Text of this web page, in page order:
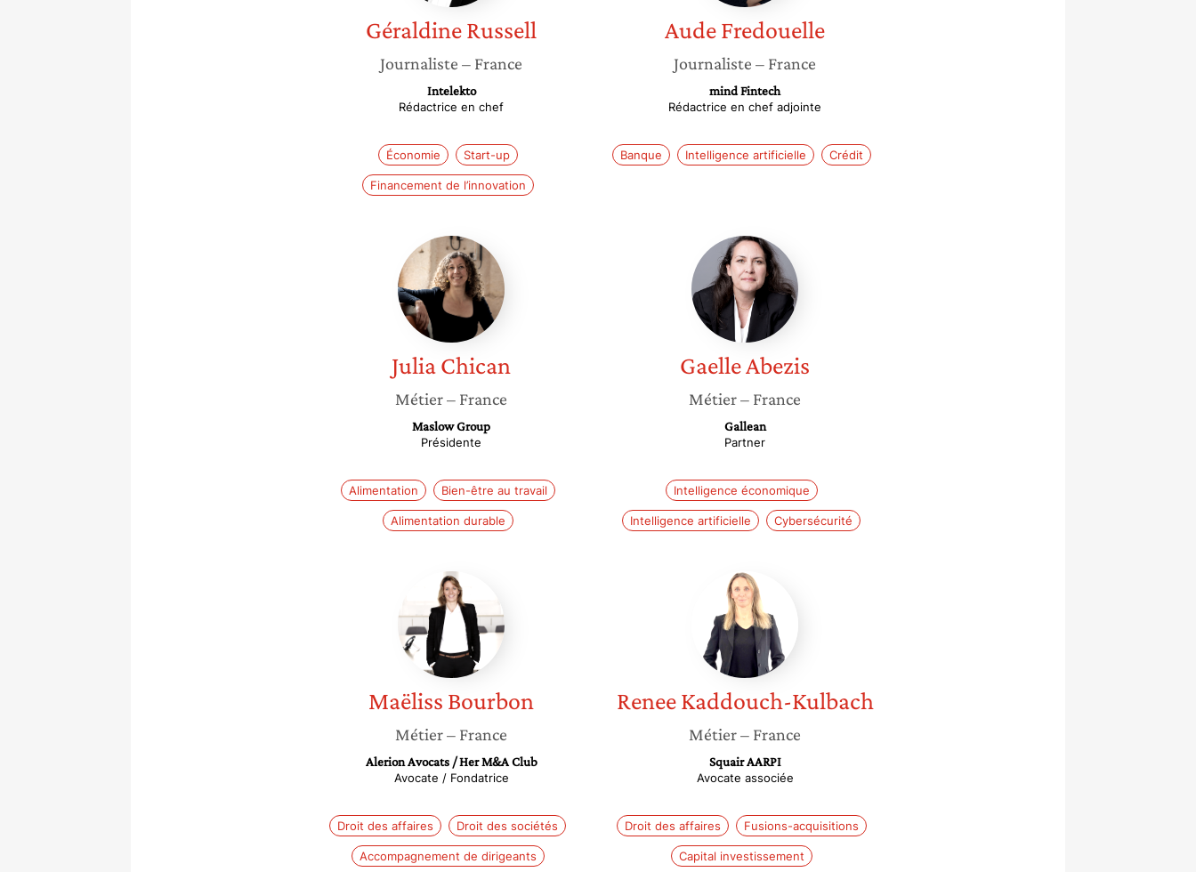
GéraldineRussell
Journaliste – France
Intelekto
Rédactrice en chef
Économie Start-up
Financement de l’innovation
AudeFredouelle
Journaliste – France
mind Fintech
Rédactrice en chef adjointe
Banque Intelligence artificielle Crédit
Julia
Chican
JuliaChican
Métier– France
Maslow Group
Présidente
Alimentation Bien-être au travail
Alimentation durable
Gaelle
Abezis
GaelleAbezis
Métier– France
Gallean
Partner
Intelligence économique
Intelligence artificielle Cybersécurité
Maëliss
Bourbon
Maëliss Bourbon
Métier– France
Alerion Avocats / Her M&A Club
Avocate / Fondatrice
Droit des affaires Droit des sociétés
Accompagnement de dirigeants
Renee
Kaddouch-
Kulbach
Renee Kaddouch-Kulbach
Métier– France
Squair AARPI
Avocate associée
Droit des affaires Fusions-acquisitions
Capital investissement